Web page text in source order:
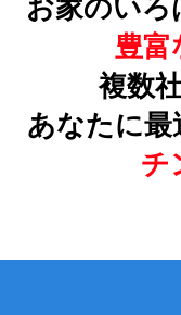
お家のいろ
豊富
複数
あなたに最
チ